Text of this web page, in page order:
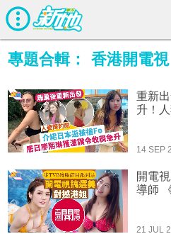
專題合輯： 香港開電視
重新
升！
14 SEP
開電
導師
21 JUL